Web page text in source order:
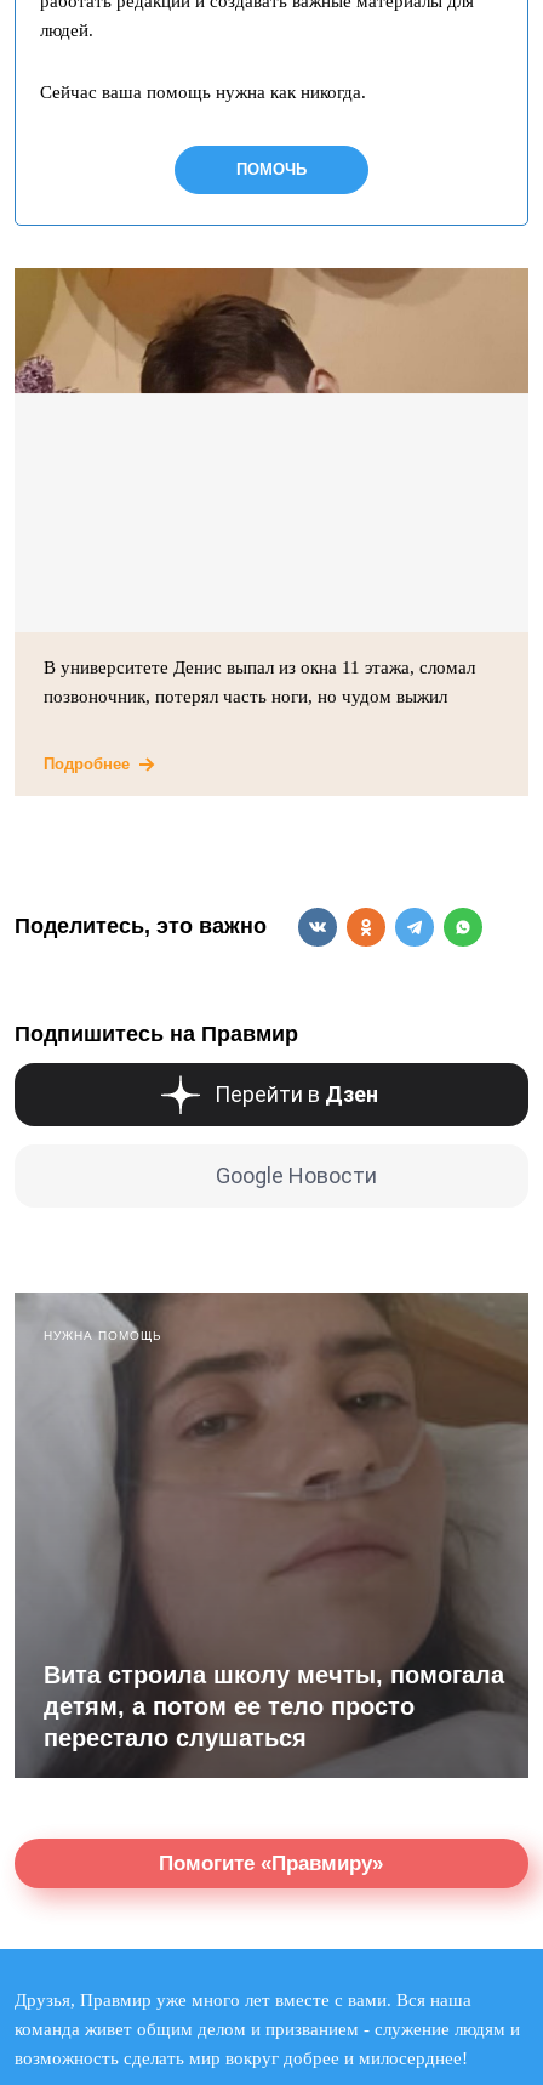
людей.
Сейчас ваша помощь нужна как никогда.
ПОМОЧЬ
В университете Денис выпал из окна 11 этажа, сломал
позвоночник, потерял часть ноги, но чудом выжил
Подробнее
Поделитесь, это важно
Подпишитесь на Правмир
Перейти в Дзен
Google Новости
НУЖНА ПОМОЩЬ
Вита строила школу мечты, помогала
детям, а потом ее тело просто
перестало слушаться
Помогите «Правмиру»
Друзья, Правмир уже много лет вместе с вами. Вся наша
команда живет общим делом и призванием - служение людям и
возможность сделать мир вокруг добрее и милосерднее!